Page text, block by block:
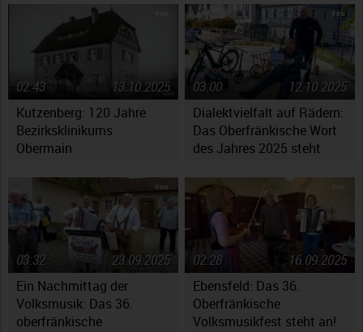
Kutzenberg: 120 Jahre
Bezirksklinikums
Obermain
13.10.2025
02:43
Dialektvielfalt auf Rädern:
Das Oberfränkische Wort
des Jahres 2025 steht
12.10.2025
03:00
Ein Nachmittag der
Volksmusik: Das 36.
oberfränkische
23.09.2025
03:32
Ebensfeld: Das 36.
Oberfränkische
Volksmusikfest steht an!
16.09.2025
02:28